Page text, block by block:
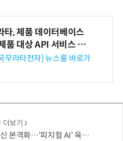
타, 제품 데이터베이스
품 대상 API 서비스 제
개 제품 카테고리로
무라타전자] 뉴스룸 바로가
더보기
지컬 AI' 육성·국가자산 관리체계 개편